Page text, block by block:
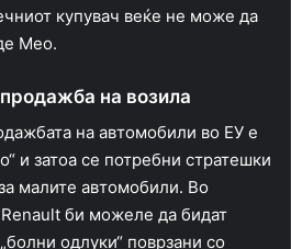
купувач веќе не може да
Мео.
на возила
на автомобили во ЕУ е
и затоа се потребни стратешки
малите автомобили. Во
би можеле да бидат
одлуки“ поврзани со